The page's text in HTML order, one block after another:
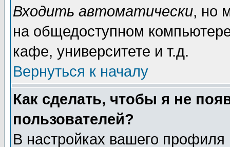
Входить автоматически, но
на общедоступном
кафе, университете и т.д.
Вернуться к началу
Как сделать, чтобы я не
пользователей?
В настройках вашего